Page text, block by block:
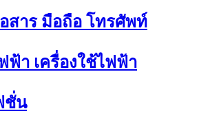
สาร มือถือ โทรศัพท์
า เครื่องใช้ไฟฟ้า
ชั่น